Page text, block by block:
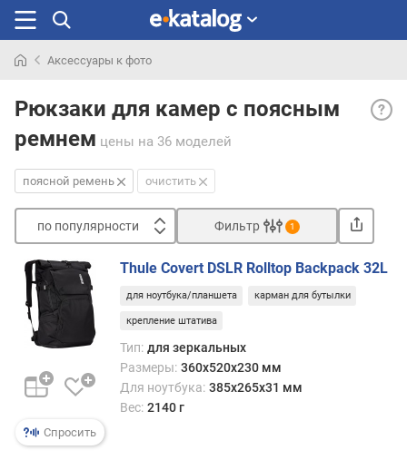
раньше
Аксессуары к фото
Рюкзаки для камер с поясным
ремнем цены на 36 моделей
поясной ремень очистить
по популярности
п
п
о
у
л
р
н
Фильтр 1
Спросить
Thule Covert DSLR Rolltop Backpack 32L
для ноутбука/планшета карман для бутылки
крепление штатива
Тип: для зеркальных
Размеры: 360x520x230 мм
Для ноутбука: 385x265x31 мм
Вес: 2140 г